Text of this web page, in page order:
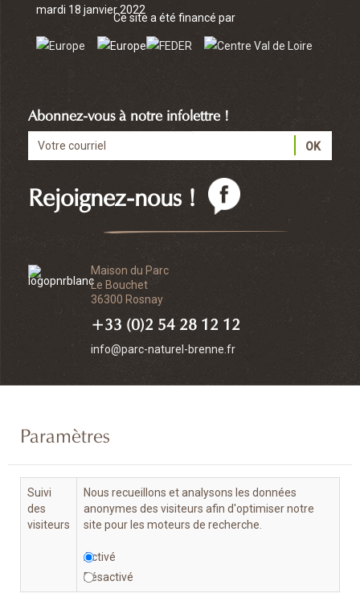
mardi 18 janvier 2022
Maison du Parc
Le Bouchet
36300 Rosnay
+33 (0)2 54 28 12 12
info@parc-naturel-brenne.fr
Rejoignez-nous !
Abonnez-vous à notre infolettre !
Ce site a été financé par
Paramètres
Suivi
des
visiteurs
Nous recueillons et analysons les données
anonymes des visiteurs afin d'optimiser notre
site pour les moteurs de recherche.
Activé
Désactivé